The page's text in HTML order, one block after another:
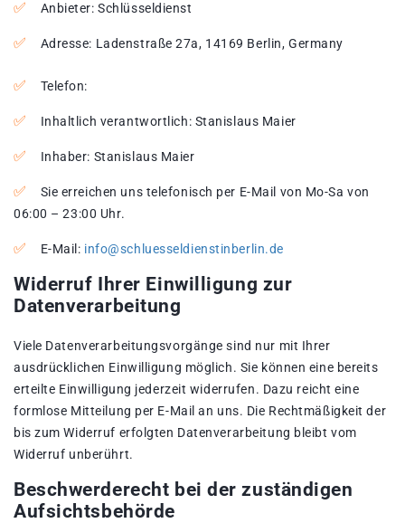
Anbieter: Schlüsseldienst
Adresse: Ladenstraße 27a, 14169 Berlin, Germany
Telefon:
Inhaltlich verantwortlich: Stanislaus Maier
Inhaber: Stanislaus Maier
Sie erreichen uns telefonisch per E-Mail von Mo-Sa von
06:00 – 23:00 Uhr.
E-Mail: info@schluesseldienstinberlin.de
Widerruf Ihrer Einwilligung zur
Datenverarbeitung
Viele Datenverarbeitungsvorgänge sind nur mit Ihrer
ausdrücklichen Einwilligung möglich. Sie können eine bereits
erteilte Einwilligung jederzeit widerrufen. Dazu reicht eine
formlose Mitteilung per E-Mail an uns. Die Rechtmäßigkeit der
bis zum Widerruf erfolgten Datenverarbeitung bleibt vom
Widerruf unberührt.
Beschwerderecht bei der zuständigen
Aufsichtsbehörde